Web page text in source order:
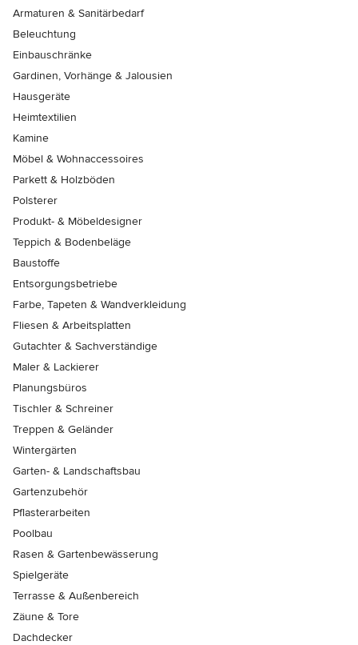
Armaturen & Sanitärbedarf
Beleuchtung
Einbauschränke
Gardinen, Vorhänge & Jalousien
Hausgeräte
Heimtextilien
Kamine
Möbel & Wohnaccessoires
Parkett & Holzböden
Polsterer
Produkt- & Möbeldesigner
Teppich & Bodenbeläge
Baustoffe
Entsorgungsbetriebe
Farbe, Tapeten & Wandverkleidung
Fliesen & Arbeitsplatten
Gutachter & Sachverständige
Maler & Lackierer
Planungsbüros
Tischler & Schreiner
Treppen & Geländer
Wintergärten
Garten- & Landschaftsbau
Gartenzubehör
Pflasterarbeiten
Poolbau
Rasen & Gartenbewässerung
Spielgeräte
Terrasse & Außenbereich
Zäune & Tore
Dachdecker